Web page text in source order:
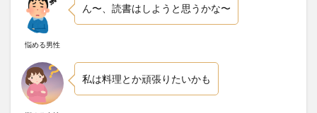
悩める男性
ん〜、読書はしようと思うかな〜
私は料理とか頑張りたいかも